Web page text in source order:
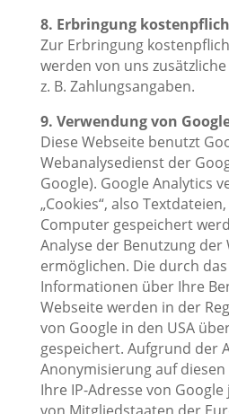
8. Erbringung
Zur Erbringung
werden von uns
z. B. Zahlungsangaben.
9. Verwendung von
Diese Webseite benutzt
Webanalysedienst der
Google). Google Analytics
„Cookies“, also
Computer gespeichert
Analyse der Benutzung der
ermöglichen. Die durch
Informationen über Ihre
Webseite werden in der
von Google in den USA
gespeichert. Aufgrund der
Anonymisierung auf
Ihre IP-Adresse von